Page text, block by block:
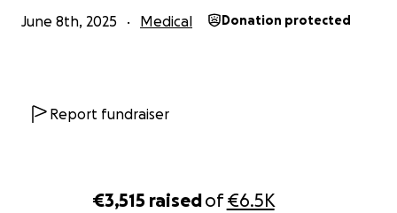
€3,515 raisedof€6.5K
June 8th, 2025 Medical Donation protected
Report fundraiser